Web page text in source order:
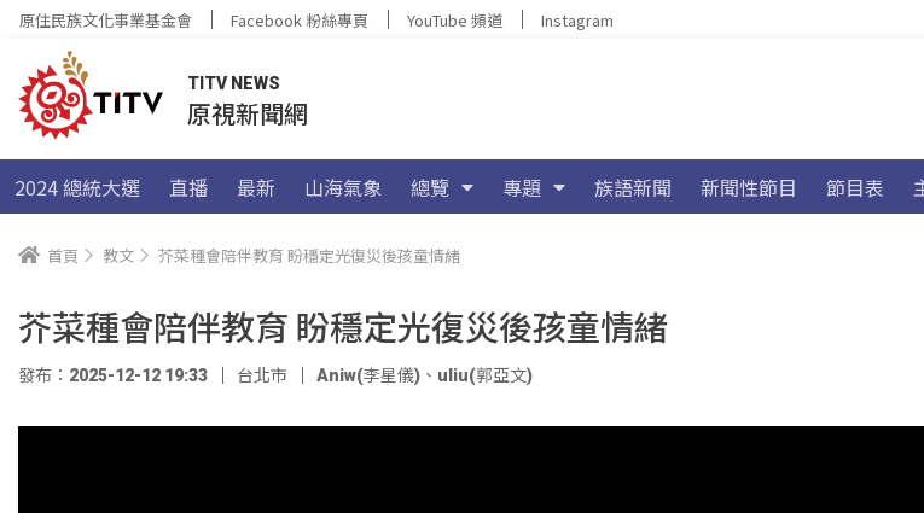
原住民族文化事業基金會 Facebook 粉絲專頁 YouTube 頻道 Instagram
TITV NEWS
原視新聞網
2024 總統大選 直播 最新 山海氣象 總覽 專題 族語新聞 新聞性節目 節目表
首頁 教文 芥菜種會陪伴教育 盼穩定光復災後孩童情緒
芥菜種會陪伴教育 盼穩定光復災後孩童情緒
發布：2025-12-12 19:33 台北市 Aniw(李星儀) 、 uliu(郭亞文)